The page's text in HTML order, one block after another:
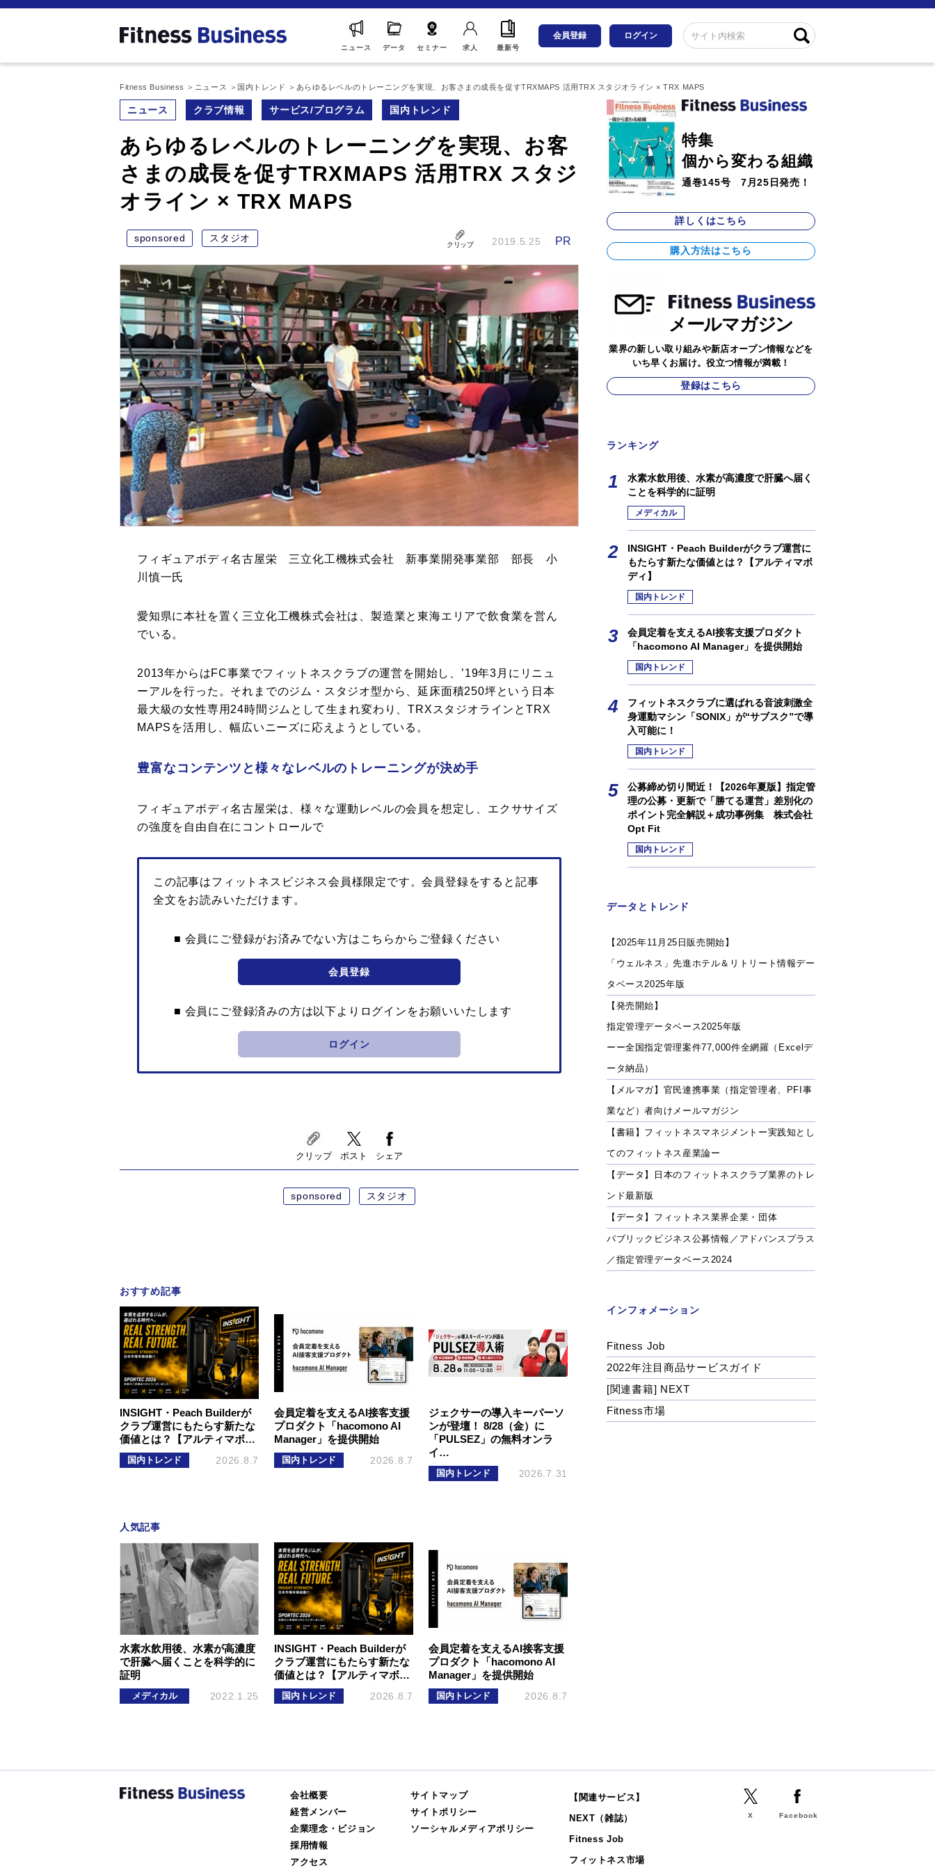
ニュース データ セミナー 求人 最新号
会員登録 ログイン
Fitness Business ニュース 国内トレンド あらゆるレベルのトレーニングを実現、お客さまの成長を促すTRXMAPS 活用TRX スタジオライン × TRX MAPS
ニュース クラブ情報 サービス/プログラム 国内トレンド
あらゆるレベルのトレーニングを実現、お客
さまの成長を促すTRXMAPS 活用TRX スタジ
オライン × TRX MAPS
sponsored スタジオ
クリップ 2019.5.25 PR
フィギュアボディ名古屋栄 三立化工機株式会社 新事業開発事業部 部長 小
川慎一氏
愛知県に本社を置く三立化工機株式会社は、製造業と東海エリアで飲食業を営ん
でいる。
2013年からはFC事業でフィットネスクラブの運営を開始し、’19年3月にリニュ
ーアルを行った。それまでのジム・スタジオ型から、延床面積250坪という日本
最大級の女性専用24時間ジムとして生まれ変わり、TRXスタジオラインとTRX
MAPSを活用し、幅広いニーズに応えようとしている。
豊富なコンテンツと様々なレベルのトレーニングが決め手
フィギュアボディ名古屋栄は、様々な運動レベルの会員を想定し、エクササイズ
の強度を自由自在にコントロールで
この記事はフィットネスビジネス会員様限定です。会員登録をすると記事
全文をお読みいただけます。
■ 会員にご登録がお済みでない方はこちらからご登録ください
会員登録
■ 会員にご登録済みの方は以下よりログインをお願いいたします
ログイン
クリップ ポスト シェア
sponsored スタジオ
おすすめ記事
INSIGHT・Peach Builderが
クラブ運営にもたらす新たな
価値とは？【アルティマボ…
国内トレンド 2026.8.7
会員定着を支えるAI接客支援
プロダクト「hacomono AI
Manager」を提供開始
国内トレンド 2026.8.7
ジェクサーの導入キーパーソ
ンが登壇！ 8/28（金）に
「PULSEZ」の無料オンラ
イ…
国内トレンド 2026.7.31
人気記事
水素水飲用後、水素が高濃度
で肝臓へ届くことを科学的に
証明
メディカル 2022.1.25
INSIGHT・Peach Builderが
クラブ運営にもたらす新たな
価値とは？【アルティマボ…
国内トレンド 2026.8.7
会員定着を支えるAI接客支援
プロダクト「hacomono AI
Manager」を提供開始
国内トレンド 2026.8.7
特集
個から変わる組織
通巻145号 7月25日発売！
詳しくはこちら
購入方法はこちら
メールマガジン
業界の新しい取り組みや新店オープン情報などを
いち早くお届け。役立つ情報が満載！
登録はこちら
ランキング
水素水飲用後、水素が高濃度で肝臓へ届く
ことを科学的に証明
メディカル
INSIGHT・Peach Builderがクラブ運営に
もたらす新たな価値とは？【アルティマボ
ディ】
国内トレンド
会員定着を支えるAI接客支援プロダクト
「hacomono AI Manager」を提供開始
国内トレンド
フィットネスクラブに選ばれる音波刺激全
身運動マシン「SONIX」が“サブスク”で導
入可能に！
国内トレンド
公募締め切り間近！【2026年夏版】指定管
理の公募・更新で「勝てる運営」差別化の
ポイント完全解説＋成功事例集 株式会社
Opt Fit
国内トレンド
データとトレンド
【2025年11月25日販売開始】
「ウェルネス」先進ホテル＆リトリート情報デー
タベース2025年版
【発売開始】
指定管理データベース2025年版
ーー全国指定管理案件77,000件全網羅（Excelデ
ータ納品）
【メルマガ】官民連携事業（指定管理者、PFI事
業など）者向けメールマガジン
【書籍】フィットネスマネジメントー実践知とし
てのフィットネス産業論ー
【データ】日本のフィットネスクラブ業界のトレ
ンド最新版
【データ】フィットネス業界企業・団体
パブリックビジネス公募情報／アドバンスプラス
／指定管理データベース2024
インフォメーション
Fitness Job
2022年注目商品サービスガイド
[関連書籍] NEXT
Fitness市場
会社概要
経営メンバー
企業理念・ビジョン
採用情報
アクセス
サイトマップ
サイトポリシー
ソーシャルメディアポリシー
【関連サービス】
NEXT（雑誌）
Fitness Job
フィットネス市場
X Facebook